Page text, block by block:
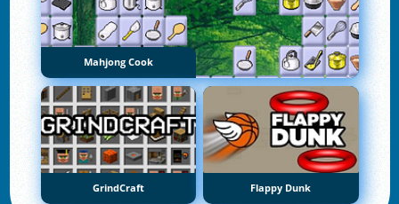
Mahjong Cook
GrindCraft Flappy Dunk